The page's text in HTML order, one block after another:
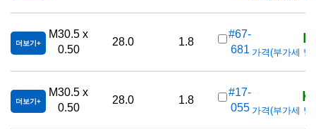
더보기
M30.5 x
0.50
28.0 1.8
#67-
681 가격(부가세 별
더보기
M30.5 x
0.50
28.0 1.8
#17-
055 가격(부가세 별